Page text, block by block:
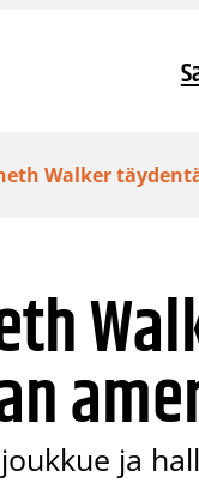
Walker
ja